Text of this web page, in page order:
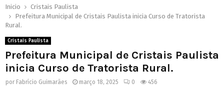
Inicio
Cristais Paulista
Prefeitura Municipal de Cristais Paulista inicia Curso de Tratorista
Rural.
Cristais Paulista
Prefeitura Municipal de Cristais Paulista
inicia Curso de Tratorista Rural.
por Fabrício Guimarães março 18, 2025 0 456